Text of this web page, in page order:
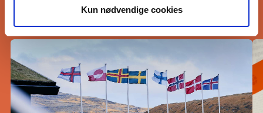
Kun nødvendige cookies
EAMBBO OĐĐASIID